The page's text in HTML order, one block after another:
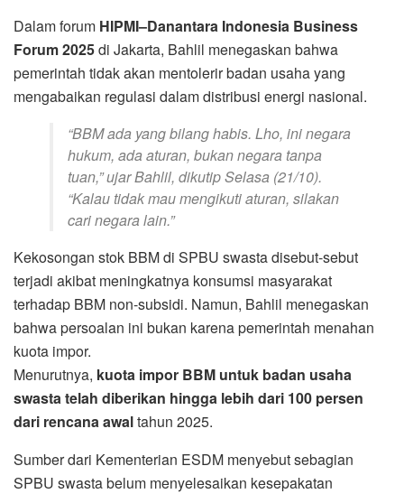
Dalam forum HIPMI–Danantara Indonesia Business
Forum 2025di Jakarta, Bahlil menegaskan bahwa
pemerintah tidak akan mentolerir badan usaha yang
mengabaikan regulasi dalam distribusi energi nasional.
“BBM ada yang bilang habis. Lho, ini negara
hukum, ada aturan, bukan negara tanpa
tuan,” ujar Bahlil, dikutip Selasa (21/10).
“Kalau tidak mau mengikuti aturan, silakan
cari negara lain.”
Kekosongan stok BBM di SPBU swasta disebut-sebut
terjadi akibat meningkatnya konsumsi masyarakat
terhadap BBM non-subsidi. Namun, Bahlil menegaskan
bahwa persoalan ini bukan karena pemerintah menahan
kuota impor.
Menurutnya, kuota impor BBM untuk badan usaha
swasta telah diberikan hingga lebih dari 100 persen
dari rencana awaltahun 2025.
Sumber dari Kementerian ESDM menyebut sebagian
SPBU swasta belum menyelesaikan kesepakatan